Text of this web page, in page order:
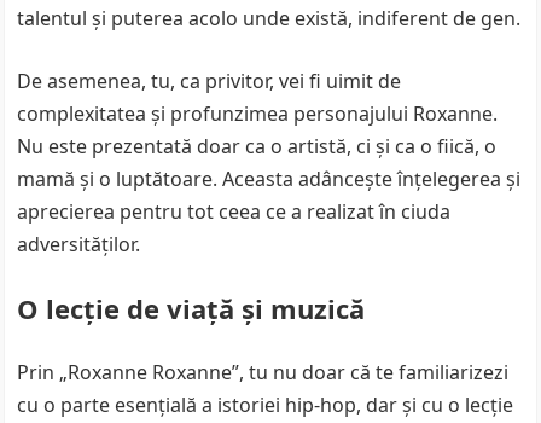
talentul și puterea acolo unde există, indiferent de gen.
De asemenea, tu, ca privitor, vei fi uimit de
complexitatea și profunzimea personajului Roxanne.
Nu este prezentată doar ca o artistă, ci și ca o fiică, o
mamă și o luptătoare. Aceasta adâncește înțelegerea și
aprecierea pentru tot ceea ce a realizat în ciuda
adversităților.
O lecție de viață și muzică
Prin „Roxanne Roxanne”, tu nu doar că te familiarizezi
cu o parte esențială a istoriei hip-hop, dar și cu o lecție